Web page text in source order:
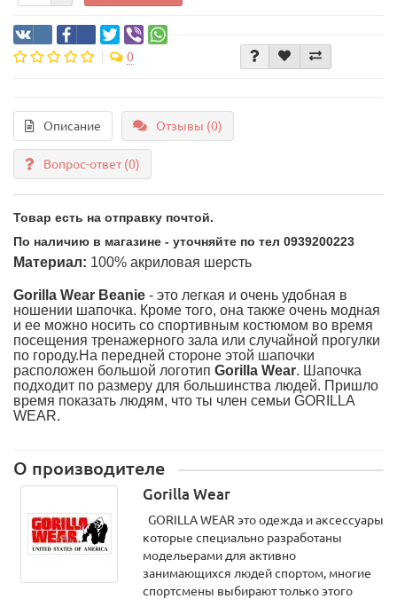
0
Описание Отзывы (0)
Вопрос-ответ(0)
Товар есть на отправку почтой.
По наличию в магазине - уточняйте по тел 0939200223
Материал: 100% акриловая шерсть
Gorilla Wear Beanie - это легкая и очень удобная в
ношении шапочка. Кроме того, она также очень модная
и ее можно носить со спортивным костюмом во время
посещения тренажерного зала или случайной прогулки
по городу.На передней стороне этой шапочки
расположен большой логотип Gorilla Wear. Шапочка
подходит по размеру для большинства людей. Пришло
время показать людям, что ты член семьи GORILLA
WEAR.
О производителе
Gorilla Wear
GORILLA WEAR это одежда и аксессуары
которые специально разработаны
модельерами для активно
занимающихся людей спортом, многие
спортсмены выбирают только этого